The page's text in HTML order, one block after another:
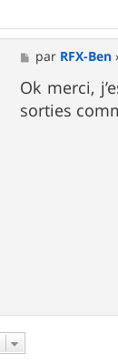
M
e
s
s
a
par RFX-Ben
Ok merci,
sorties